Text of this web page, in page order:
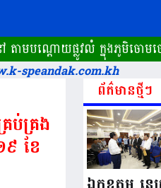
តោយផ្លូវលំ ក្នុងភូមិចោម
speandak.com.kh
រប់គ្រង
ខែ
ព័ត៌មានថ្មីៗ